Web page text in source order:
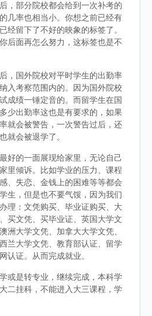
，部分院校都会给到一次补考的
几率也相当小。你想之前已经有
经留下了不好的映象的标签了。
后面再怎么努力，这标签也是不
，国外院校对平时学生的出勤率
入考察范围内的。因为国外院校
成绩一锤定音的。而留学生在国
少出勤率这也是有要求的，如果
就会被警告，一次警告过后，还
就会被退学了。
好的一面展现给家里，无论自己
里倾诉。比如学业的压力、课程
、失恋、金钱上的困难等等都会
生，但是也不要气馁，因为我们
理：文凭购买、毕业证购买、大
买文凭、买毕业证、英国大学文
洲大学文凭、加拿大大学文凭、
兰大学文凭、教育部认证、留学
认证。从而完成就业。
或是转专业，继续完成，本科学
二挂科，不能进入大三课程，学